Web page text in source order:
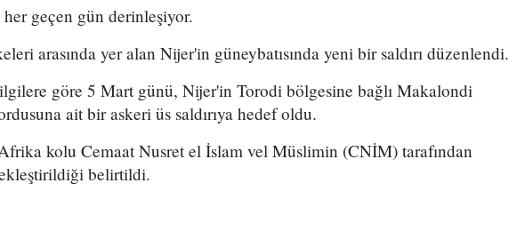
her geçen gün derinleşiyor.
arasında yer alan Nijer'in güneybatısında yeni bir saldırı düzenlendi.
göre 5 Mart günü, Nijer'in Torodi bölgesine bağlı Makalondi
ait bir askeri üs saldırıya hedef oldu.
kolu Cemaat Nusret el İslam vel Müslimin (CNİM) tarafından
belirtildi.